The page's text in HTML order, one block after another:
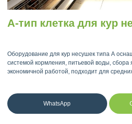
A-тип клетка для кур
Оборудование для кур несушек типа А
системой кормления, питьевой воды, сбора
экономичной работой, подходит для
WhatsApp